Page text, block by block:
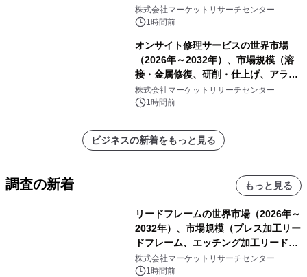
表
株式会社マーケットリサーチセンター
1時間前
オンサイト修理サービスの世界市場
（2026年～2032年）、市場規模（溶
接・金属修復、研削・仕上げ、アライ
メント、その他）・分析レポートを発
表
株式会社マーケットリサーチセンター
1時間前
ビジネスの新着をもっと見る
調査の新着 もっと見る
リードフレームの世界市場（2026年～
2032年）、市場規模（プレス加工リー
ドフレーム、エッチング加工リードフ
レーム）・分析レポートを発表
株式会社マーケットリサーチセンター
1時間前